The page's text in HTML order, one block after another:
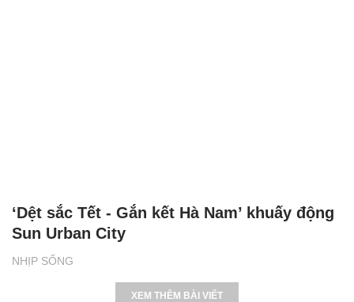
NHỊP SỐNG
‘Dệt sắc Tết - Gắn kết Hà Nam’ khuấy động
Sun Urban City
XEM THÊM BÀI VIẾT